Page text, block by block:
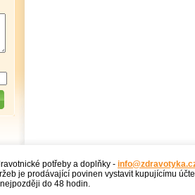
potřeby a doplňky -
je prodávající povinen vystavit kupujícímu
do 48 hodin.